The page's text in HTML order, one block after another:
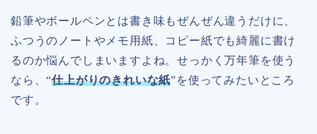
鉛筆やボールペンとは書き味もぜんぜん違うだけに、
ふつうのノートやメモ用紙、コピー紙でも綺麗に書け
るのか悩んでしまいますよね。せっかく万年筆を使う
なら、“仕上がりのきれいな紙”を使ってみたいところ
です。